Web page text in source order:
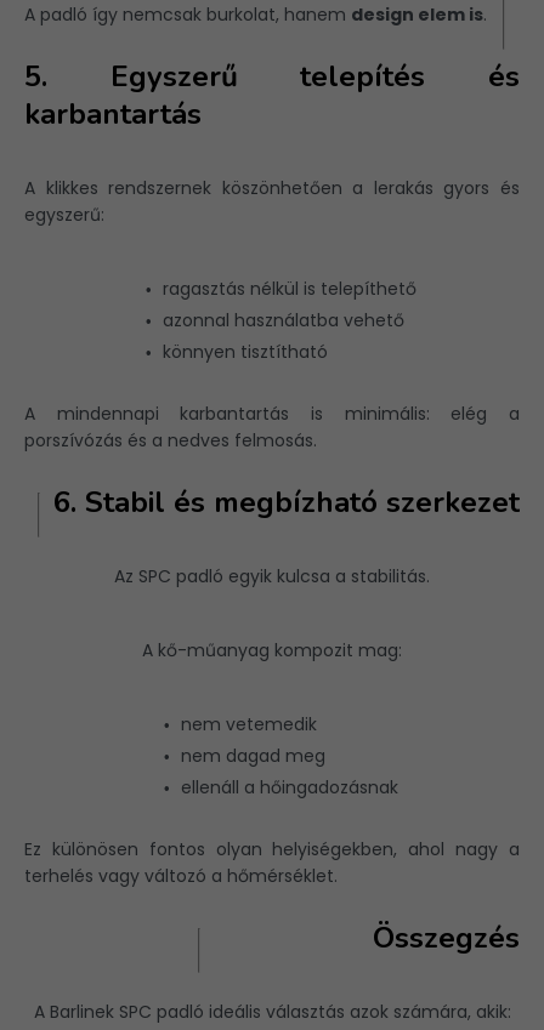
A padló így nemcsak burkolat, hanem design elem is.
5. Egyszerű telepítés és
karbantartás
A klikkes rendszernek köszönhetően a lerakás gyors és
egyszerű:
ragasztás nélkül is telepíthető
azonnal használatba vehető
könnyen tisztítható
A mindennapi karbantartás is minimális: elég a
porszívózás és a nedves felmosás.
6. Stabil és megbízható szerkezet
Az SPC padló egyik kulcsa a stabilitás.
A kő-műanyag kompozit mag:
nem vetemedik
nem dagad meg
ellenáll a hőingadozásnak
Ez különösen fontos olyan helyiségekben, ahol nagy a
terhelés vagy változó a hőmérséklet.
Összegzés
A BarlinekSPC padló ideális választás azok számára, akik: